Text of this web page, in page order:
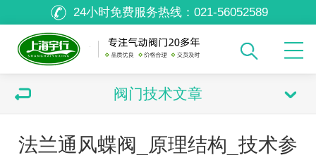
24小时免费服务热线： 021-56052589
阀门技术文章
法兰通风蝶阀_原理结构_技术参